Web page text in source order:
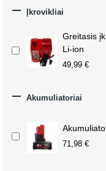
 Įkrovikliai
Greitasis
Li-ion
49,99 €
 Akumuliatoriai
71,98 €